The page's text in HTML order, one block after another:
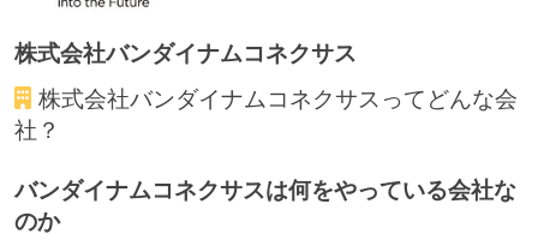
株式会社バンダイナムコネクサス
株式会社バンダイナムコネクサスってどんな会
社？
バンダイナムコネクサスは何をやっている会社な
のか